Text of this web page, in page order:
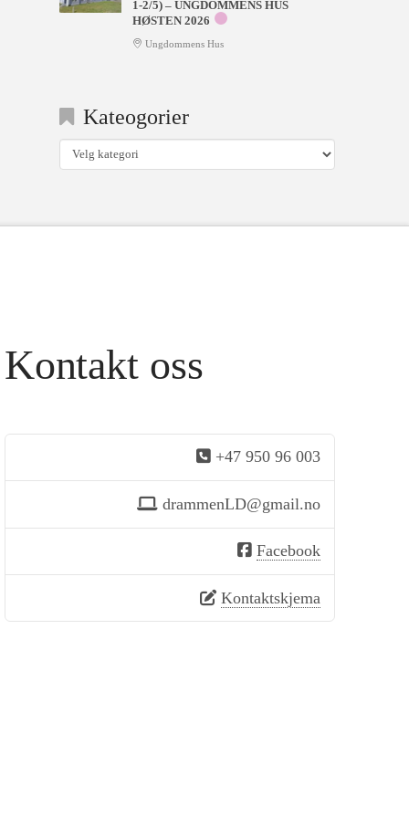
1-2/5) – UNGDOMMENS HUS
HØSTEN 2026
Ungdommens Hus
Kateogorier
Kateogorier
Kontakt oss
+47 950 96 003
drammenLD@gmail.no
Facebook
Kontaktskjema